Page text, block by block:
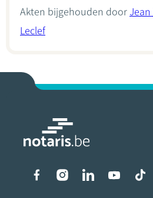
Akten bijgehouden door
Leclef
Liens vers